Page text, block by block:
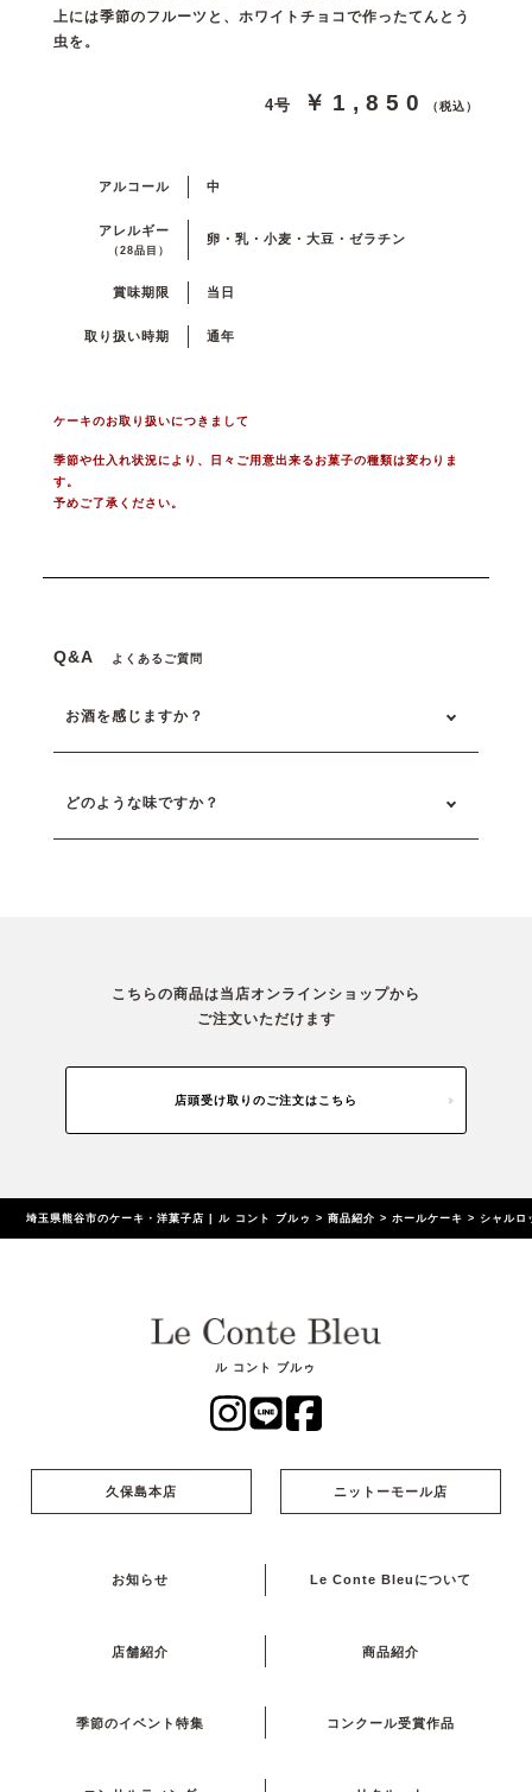
上には季節のフルーツと、ホワイトチョコで作ったてんとう
虫を。
4号 ￥1,850 （税込）
アルコール 中
アレルギー
（28品目）
卵・乳・小麦・大豆・ゼラチン
賞味期限 当日
取り扱い時期 通年
ケーキのお取り扱いにつきまして
季節や仕入れ状況により、日々ご用意出来るお菓子の種類は変わりま
す。
予めご了承ください。
Q&A よくあるご質問
お酒を感じますか？
どのような味ですか？
こちらの商品は当店オンラインショップから
ご注文いただけます
店頭受け取りのご注文はこちら
埼玉県熊谷市のケーキ・洋菓子店 | ル コント ブルゥ >商品紹介 >ホールケーキ > シャルロ
ル コント ブルゥ
久保島本店 ニットーモール店
お知らせ Le Conte Bleuについて
店舗紹介 商品紹介
季節のイベント特集 コンクール受賞作品